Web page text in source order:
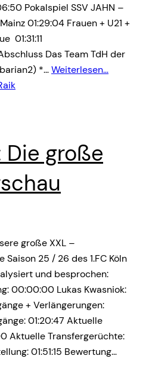
Pokalspiel SSV JAHN –
01:29:04 Frauen + U21 +
01:31:11
Das Team TdH der
*…Weiterlesen…
Die große
große XXL –
Saison 25 / 26 des 1.FC Köln
und besprochen:
00:00:00 Lukas Kwasniok:
+ Verlängerungen:
01:20:47 Aktuelle
Aktuelle Transfergerüchte:
01:51:15 Bewertung…